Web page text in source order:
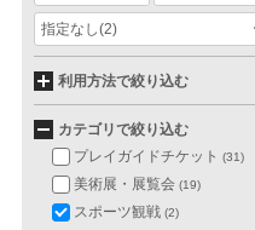
指定なし(2)
利用方法で絞り込む
カテゴリで絞り込む
プレイガイドチケット (31)
美術展・展覧会 (19)
スポーツ観戦 (2)